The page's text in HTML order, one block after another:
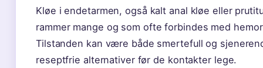
Kløe i endetarmen, også kalt anal kløe eller
rammer mange og som ofte forbindes med
Tilstanden kan være både smertefull og
reseptfrie alternativer før de kontakter lege.